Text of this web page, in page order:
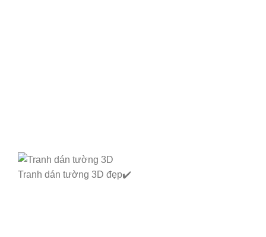
Tranh dán tường 3D đẹp✔️